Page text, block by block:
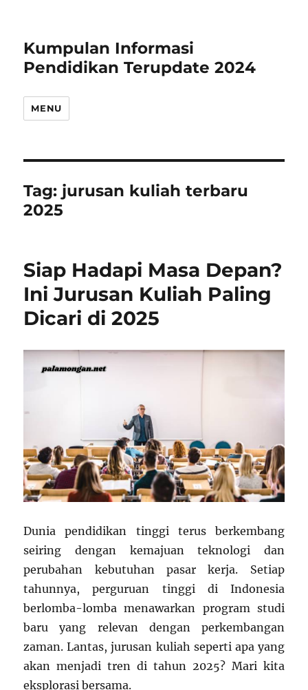
Kumpulan Informasi
Pendidikan Terupdate 2024
MENU
Tag: jurusan kuliah terbaru
2025
Siap Hadapi Masa Depan?
Ini Jurusan Kuliah Paling
Dicari di 2025
Dunia pendidikan tinggi terus berkembang
seiring dengan kemajuan teknologi dan
perubahan kebutuhan pasar kerja. Setiap
tahunnya, perguruan tinggi di Indonesia
berlomba-lomba menawarkan program studi
baru yang relevan dengan perkembangan
zaman. Lantas, jurusan kuliah seperti apa yang
akan menjadi tren di tahun 2025? Mari kita
eksplorasi bersama.